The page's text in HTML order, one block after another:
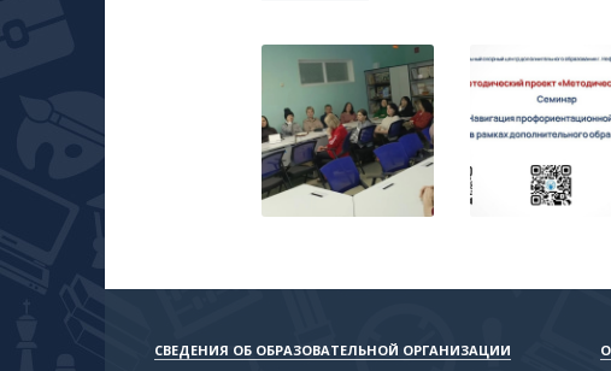
СВЕДЕНИЯ ОБ ОБРАЗОВАТЕЛЬНОЙ ОРГАНИЗАЦИИ